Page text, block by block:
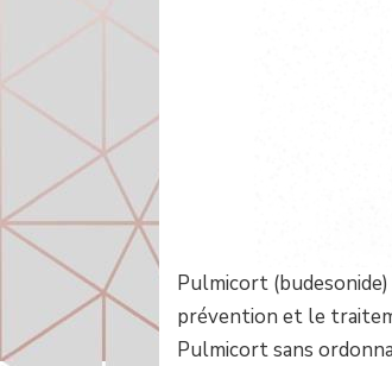
Pulmicort
prévention et le
Pulmicort sans